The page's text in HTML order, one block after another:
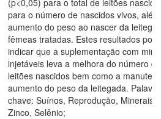
(p<0,05) para o total de leitões
para o número de nascidos vivos,
aumento do peso ao nascer da
fêmeas tratadas. Estes resultados
indicar que a suplementação com
injetáveis leva a melhora do número de
leitões nascidos bem como a
aumento do peso da leitegada.
chave: Suínos, Reprodução, Minerais,
Zinco, Selênio;